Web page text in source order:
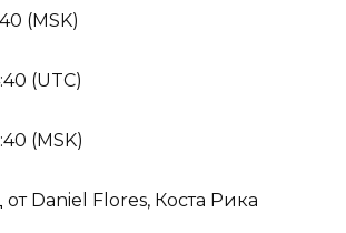
(MSK)
(UTC)
(MSK)
Daniel Flores, Коста Рика